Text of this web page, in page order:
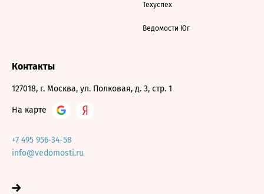
Техуспех
Ведомости Юг
Контакты
127018, г. Москва, ул. Полковая, д. 3, стр. 1
На карте
+7 495 956-34-58
info@vedomosti.ru